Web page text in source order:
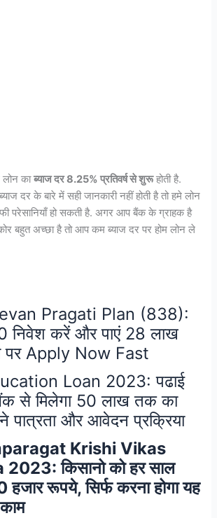
लोन काब्याज दर 8.25% प्रतिवर्ष से शुरूहोती है.
दर के बारे में सही जानकारी नहीं होती है तो हमे लोन
परेसानियाँ हो सकती है. अगर आप बैंक के ग्राहक है
बहुत अच्छा है तो आप कम ब्याज दर पर होम लोन ले
Pragati Plan (838):
निवेश करें और पाएं 28 लाख
पर Apply Now Fast
Loan 2023: पढाई
से मिलेगा 50 लाख तक का
पात्रता और आवेदन प्रक्रिया
Krishi Vikas
किसानो को हर साल
हजार रूपये, सिर्फ करना होगा यह